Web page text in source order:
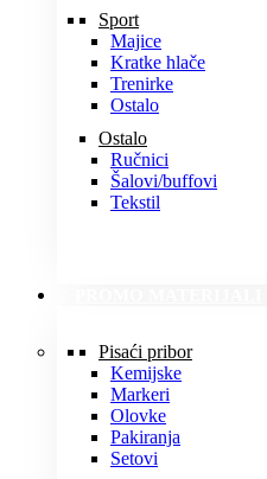
Sport
Majice
Kratke hlače
Trenirke
Ostalo
Ostalo
Ručnici
Šalovi/buffovi
Tekstil
Pisaći pribor
Kemijske
Markeri
Olovke
Pakiranja
Setovi